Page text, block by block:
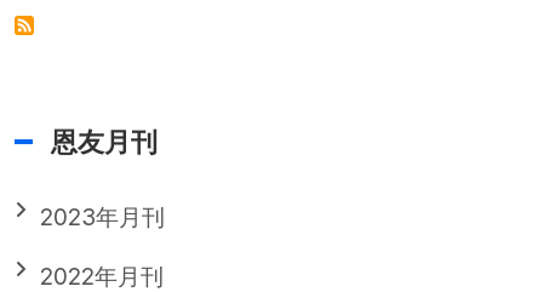
恩友月刊
2023年月刊
2022年月刊